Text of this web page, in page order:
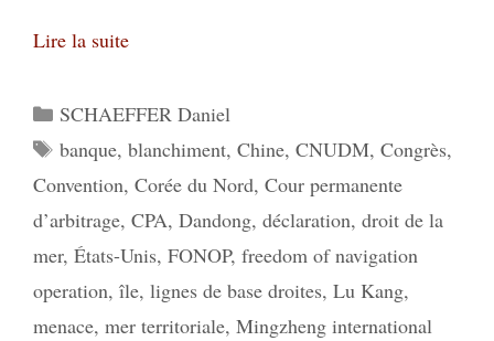
Lire la suite
Catégories
SCHAEFFER Daniel
Étiquettes
banque, blanchiment, Chine, CNUDM, Congrès,
Convention, Corée du Nord, Cour permanente
d’arbitrage, CPA, Dandong, déclaration, droit de la
mer, États-Unis, FONOP, freedom of navigation
operation, île, lignes de base droites, Lu Kang,
menace, mer territoriale, Mingzheng international